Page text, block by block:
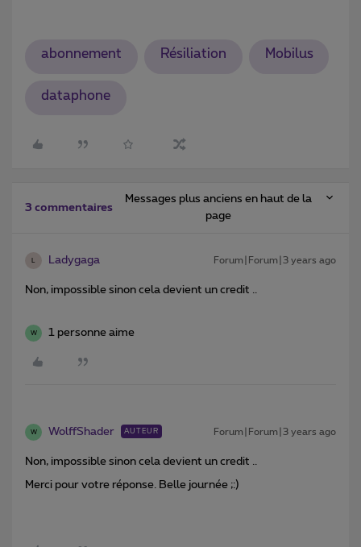
abonnement Résiliation Mobilus
dataphone
3 commentaires
Messages plus anciens en haut de la
page
L Ladygaga Forum|Forum|3 years ago
Non, impossible sinon cela devient un credit ..
W 1 personne aime
W WolffShader AUTEUR Forum|Forum|3 years ago
Non, impossible sinon cela devient un credit ..
Merci pour votre réponse. Belle journée ;:)